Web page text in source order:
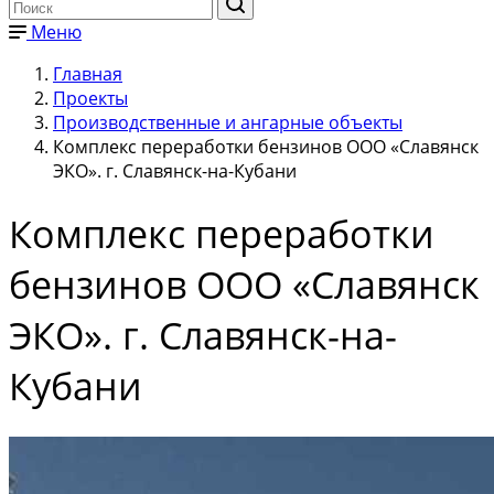
Меню
Главная
Проекты
Производственные и ангарные объекты
Комплекс переработки бензинов ООО «Славянск
ЭКО». г. Славянск-на-Кубани
Комплекс переработки
бензинов ООО «Славянск
ЭКО». г. Славянск-на-
Кубани